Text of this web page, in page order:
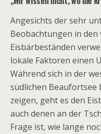
Angesichts der sehr
Beobachtungen in den
Eisbärbeständen
lokale Faktoren einen
Während sich in der
südlichen Beaufortsee
zeigen, geht es den
auch denen an der
Frage ist, wie lange